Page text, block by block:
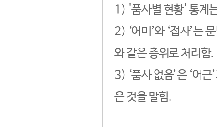
1) '품사별 현황' 통계
2) ‘어미’와 ‘접사’는
와 같은 층위로 처리함.
3) ‘품사 없음’은 ‘어
은 것을 말함.